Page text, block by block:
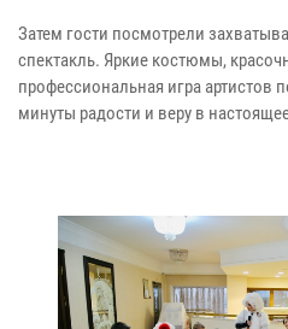
Затем гости посмотрели
спектакль. Яркие костюмы,
профессиональная игра
минуты радости и веру в